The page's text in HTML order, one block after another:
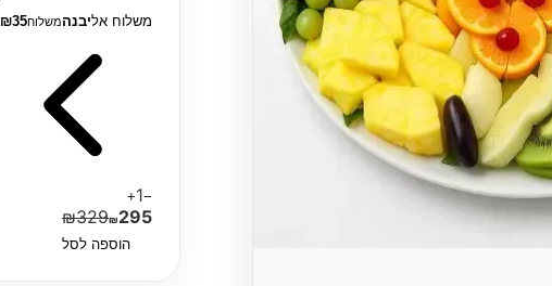
משלוח אליבנהמשלוח ₪35
−
1
+
₪329₪295
הוספה לסל